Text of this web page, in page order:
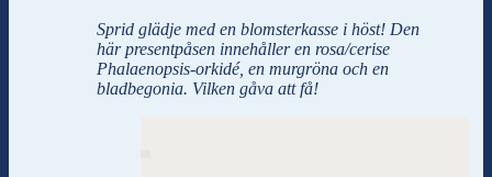
Sprid glädje med en blomsterkasse i höst! Den
här presentpåsen innehåller en rosa/cerise
Phalaenopsis-orkidé, en murgröna och en
bladbegonia. Vilken gåva att få!